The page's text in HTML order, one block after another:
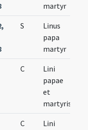
martyr
S
Linus
papa
martyr
C
Lini
papae
et
martyris
C
Lini